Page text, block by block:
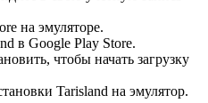
на эмуляторе.
в Google Play Store.
чтобы начать загрузку
Tarisland на эмулятор.